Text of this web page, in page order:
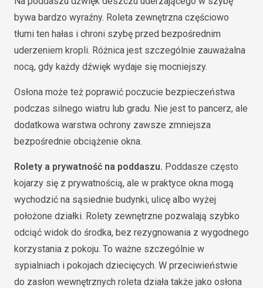
bywa bardzo wyraźny. Roleta zewnętrzna częściowo
tłumi ten hałas i chroni szybę przed bezpośrednim
uderzeniem kropli. Różnica jest szczególnie zauważalna
nocą, gdy każdy dźwięk wydaje się mocniejszy.
Osłona może też poprawić poczucie bezpieczeństwa
podczas silnego wiatru lub gradu. Nie jest to pancerz, ale
dodatkowa warstwa ochrony zawsze zmniejsza
bezpośrednie obciążenie okna.
Rolety a prywatność na poddaszu. Poddasze często
kojarzy się z prywatnością, ale w praktyce okna mogą
wychodzić na sąsiednie budynki, ulicę albo wyżej
położone działki. Rolety zewnętrzne pozwalają szybko
odciąć widok do środka, bez rezygnowania z wygodnego
korzystania z pokoju. To ważne szczególnie w
sypialniach i pokojach dziecięcych. W przeciwieństwie
do zasłon wewnętrznych roleta działa także jako osłona